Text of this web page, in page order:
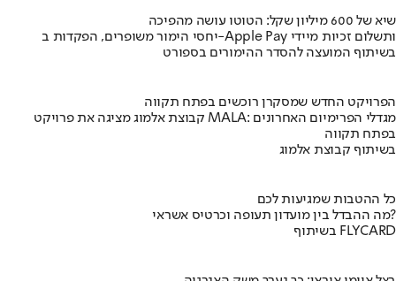
שיא של 600 מיליון שקל: הטוטו עושה מהפיכה
יחסי הימור משופרים, הפקדות ב-Apple Pay ותשלום זכיות מיידי
בשיתוף המועצה להסדר ההימורים בספורט
הפרויקט החדש שמסקרן רוכשים בפתח תקווה
קבוצת אלמוג מציגה את פרויקט MALA: מגדלי הפרימיום האחרונים
בפתח תקווה
בשיתוף קבוצת אלמוג
כל ההטבות שמגיעות לכם
מה ההבדל בין מועדון תעופה וכרטיס אשראי?
בשיתוף FLYCARD